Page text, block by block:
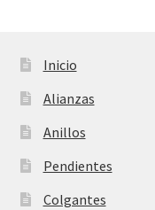
Inicio
Alianzas
Anillos
Pendientes
Colgantes